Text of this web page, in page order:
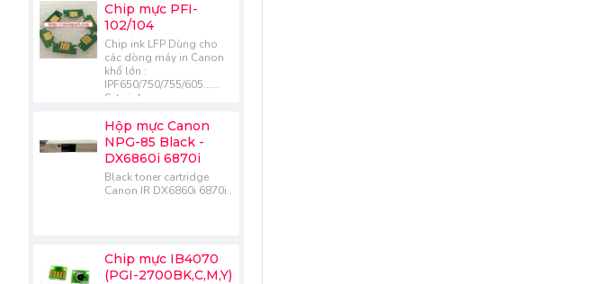
Chip mực PFI-
102/104
Chip ink LFP Dùng cho
các dòng máy in Canon
khổ lớn :
IPF650/750/755/605...
Sets ink :
Hộp mực Canon
NPG-85 Black -
DX6860i 6870i
Black toner cartridge
Canon IR DX6860i 6870i..
Chip mực IB4070
(PGI-2700BK,C,M,Y)